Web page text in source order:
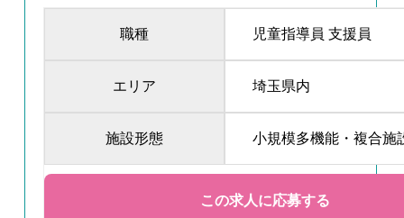
職種 児童指導員 支援員
エリア 埼玉県内
施設形態 小規模多機能・複合施